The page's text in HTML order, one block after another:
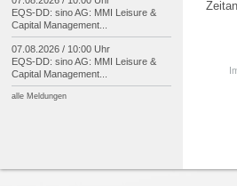
EQS-DD: sino AG: MMI Leisure &
Capital Management...
07.08.2026 / 10:00 Uhr
EQS-DD: sino AG: MMI Leisure &
Capital Management...
alle Meldungen